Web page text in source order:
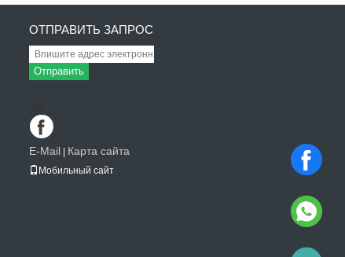
ОТПРАВИТЬ ЗАПРОС
Отправить
E-Mail | Карта сайта
Мобильный сайт